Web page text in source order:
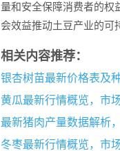
量和安全保障消费者的权
会效益推动土豆产业的可
相关内容推荐：
银杏树苗最新价格表及
黄瓜最新行情概览，市
最新猪肉产量数据解析
冬枣最新行情概览，市